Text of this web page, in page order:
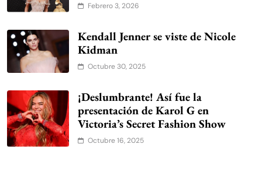
Febrero 3, 2026
Kendall Jenner se viste de Nicole
Kidman
Octubre 30, 2025
¡Deslumbrante! Así fue la
presentación de Karol G en
Victoria’s Secret Fashion Show
Octubre 16, 2025